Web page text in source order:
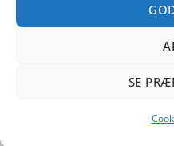
SE
METTE
DAGENS, UGENS OG
Copyright